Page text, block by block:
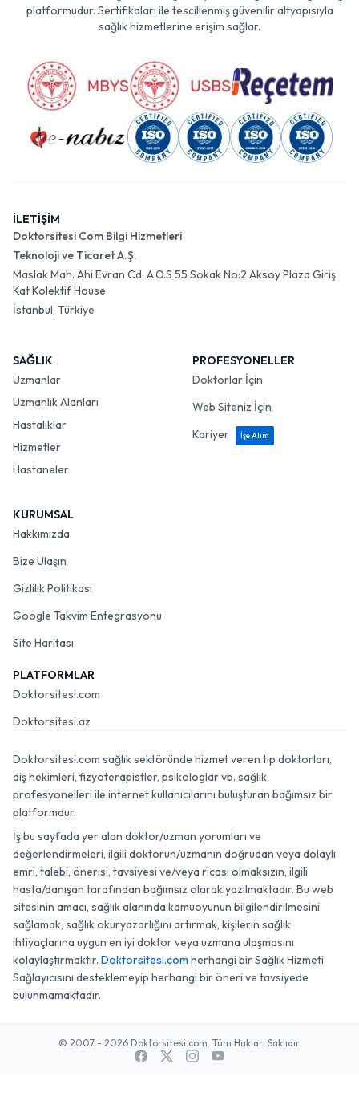
platformudur. Sertifikaları ile tescillenmiş güvenilir altyapısıyla
sağlık hizmetlerine erişim sağlar.
İLETİŞİM
Doktorsitesi Com Bilgi Hizmetleri
Teknoloji ve Ticaret A.Ş.
Maslak Mah. Ahi Evran Cd. A.O.S 55 Sokak No:2 Aksoy Plaza Giriş
Kat Kolektif House
İstanbul, Türkiye
SAĞLIK
Uzmanlar
Uzmanlık Alanları
Hastalıklar
Hizmetler
Hastaneler
PROFESYONELLER
Doktorlar İçin
Web Siteniz İçin
Kariyer
İşe Alım
KURUMSAL
Hakkımızda
Bize Ulaşın
Gizlilik Politikası
Google Takvim Entegrasyonu
Site Haritası
PLATFORMLAR
Doktorsitesi.com
Doktorsitesi.az
Doktorsitesi.com sağlık sektöründe hizmet veren tıp doktorları,
diş hekimleri, fizyoterapistler, psikologlar vb. sağlık
profesyonelleri ile internet kullanıcılarını buluşturan bağımsız bir
platformdur.
İş bu sayfada yer alan doktor/uzman yorumları ve
değerlendirmeleri, ilgili doktorun/uzmanın doğrudan veya dolaylı
emri, talebi, önerisi, tavsiyesi ve/veya ricası olmaksızın, ilgili
hasta/danışan tarafından bağımsız olarak yazılmaktadır. Bu web
sitesinin amacı, sağlık alanında kamuoyunun bilgilendirilmesini
sağlamak, sağlık okuryazarlığını artırmak, kişilerin sağlık
ihtiyaçlarına uygun en iyi doktor veya uzmana ulaşmasını
kolaylaştırmaktır. Doktorsitesi.com herhangi bir Sağlık Hizmeti
Sağlayıcısını desteklemeyip herhangi bir öneri ve tavsiyede
bulunmamaktadır.
© 2007 - 2026 Doktorsitesi.com. Tüm Hakları Saklıdır.